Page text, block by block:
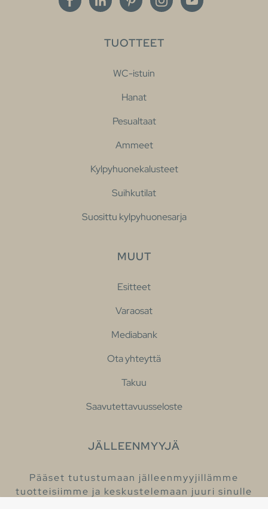
TUOTTEET
WC-istuin
Hanat
Pesualtaat
Ammeet
Kylpyhuonekalusteet
Suihkutilat
Suosittu kylpyhuonesarja
MUUT
Esitteet
Varaosat
Mediabank
Ota yhteyttä
Takuu
Saavutettavuusseloste
JÄLLEENMYYJÄ
Pääset tutustumaan jälleenmyyjillämme
tuotteisiimme ja keskustelemaan juuri sinulle